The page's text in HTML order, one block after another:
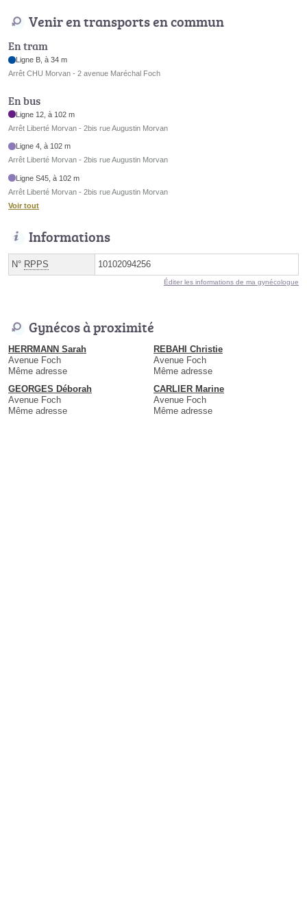
Venir en transports en commun
En tram
Ligne B, à 34 m
Arrêt CHU Morvan - 2 avenue Maréchal Foch
En bus
Ligne 12, à 102 m
Arrêt Liberté Morvan - 2bis rue Augustin Morvan
Ligne 4, à 102 m
Arrêt Liberté Morvan - 2bis rue Augustin Morvan
Ligne S45, à 102 m
Arrêt Liberté Morvan - 2bis rue Augustin Morvan
Voir tout
Informations
N° RPPS 10102094256
Éditer les informations de ma gynécologue
Gynécos à proximité
HERRMANN Sarah
Avenue Foch
Même adresse
REBAHI Christie
Avenue Foch
Même adresse
GEORGES Déborah
Avenue Foch
Même adresse
CARLIER Marine
Avenue Foch
Même adresse